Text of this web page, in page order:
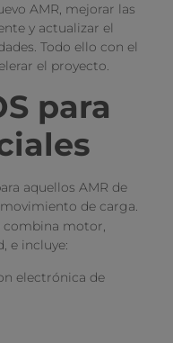
AMR, mejorar las
y actualizar el
Todo ello con el
el proyecto.
para
aquellos AMR de
de carga.
combina motor,
e incluye:
electrónica de